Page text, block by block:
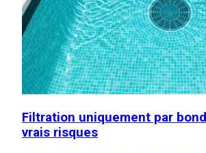
Filtration uniquement par
vrais risques